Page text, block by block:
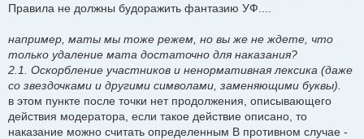
Правила не должны будоражить фантазию УФ....
например, маты мы тоже режем, но вы же не ждете, что
только удаление мата достаточно для наказания?
2.1. Оскорбление участников и ненормативная лексика (даже
со звездочками и другими символами, заменяющими буквы).
в этом пункте после точки нет продолжения, описывающего
действия модератора, если такое действие описано, то
наказание можно считать определенным В противном случае -